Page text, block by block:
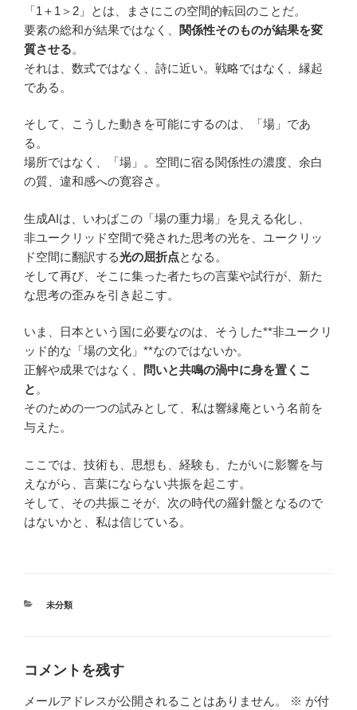
「1＋1＞2」とは、まさにこの空間的転回のことだ。
要素の総和が結果ではなく、
関係性そのものが結果を変
質させる。
それは、数式ではなく、詩に近い。戦略ではなく、縁起
である。
そして、こうした動きを可能にするのは、「場」であ
る。
場所ではなく、「場」。空間に宿る関係性の濃度、余白
の質、違和感への寛容さ。
生成AIは、いわばこの「場の重力場」を見える化し、
非ユークリッド空間で発された思考の光を、ユークリッ
ド空間に翻訳する光の屈折点となる。
そして再び、そこに集った者たちの言葉や試行が、新た
な思考の歪みを引き起こす。
いま、日本という国に必要なのは、そうした**非ユークリ
ッド的な「場の文化」**なのではないか。
正解や成果ではなく、
問いと共鳴の渦中に身を置くこ
と 。
そのための一つの試みとして、私は響縁庵という名前を
与えた。
ここでは、技術も、思想も、経験も、たがいに影響を与
えながら、言葉にならない共振を起こす。
そして、その共振こそが、次の時代の羅針盤となるので
はないかと、私は信じている。
カ
未分類
コメントを残す
メールアドレスが公開されることはありません。 ※ が付